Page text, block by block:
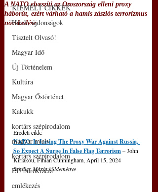
KIEMELT CIKKEK
Hírek, újdonságok
Tisztelt Olvasó!
Magyar Idő
Új Történelem
Kultúra
Magyar Őstörténet
Kakukk
kortárs szépirodalom
magyar nyelv
kortárs szépirodalom
EU bürokrácia
emlékezés
A NATO elveszíti az Oroszország elleni proxy
háborút, ezért várható a hamis zászlós terrorizmus
növekedése
Eredeti cikk:
NATO  Is Losing The Proxy War Against Russia,
So Expect A Surge In False Flag Terrorism – John
Kiriakou, Finian Cunningham, April 15, 2024
Schiller Mária küldeménye